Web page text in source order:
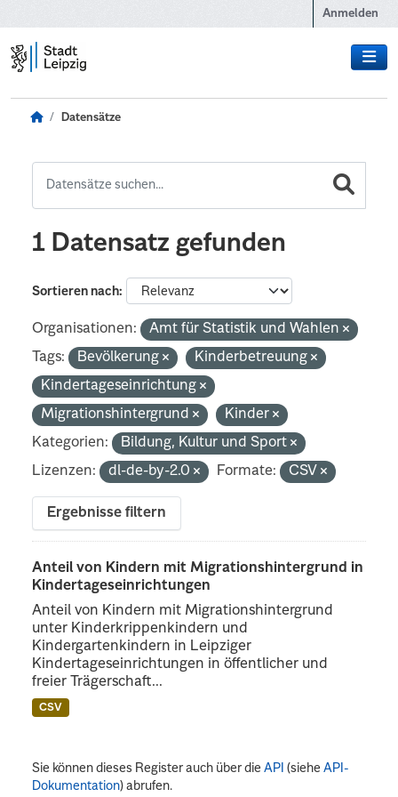
Anmelden
Datensätze
1 Datensatz gefunden
Sortieren nach
Organisationen:
Amt für Statistik und Wahlen
Tags:
Bevölkerung
Kinderbetreuung
Kindertageseinrichtung
Migrationshintergrund
Kinder
Kategorien:
Bildung, Kultur und Sport
Lizenzen:
dl-de-by-2.0 Formate: CSV
Ergebnisse filtern
Anteil von Kindern mit Migrationshintergrund in
Kindertageseinrichtungen
Anteil von Kindern mit Migrationshintergrund
unter Kinderkrippenkindern und
Kindergartenkindern in Leipziger
Kindertageseinrichtungen in öffentlicher und
freier Trägerschaft...
CSV
Sie können dieses Register auch über dieAPI (sieheAPI-
Dokumentation) abrufen.